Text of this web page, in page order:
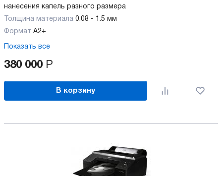
нанесения капель разного размера
Толщина материала 0.08 - 1.5 мм
Формат А2+
Показать все
380 000 Р
В корзину